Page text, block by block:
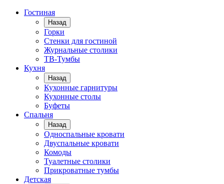
Гостиная
Назад
Горки
Стенки для гостиной
Журнальные столики
TВ-Тумбы
Кухня
Назад
Кухонные гарнитуры
Кухонные столы
Буфеты
Спальня
Назад
Односпальные кровати
Двуспальные кровати
Комоды
Туалетные столики
Прикроватные тумбы
Детская